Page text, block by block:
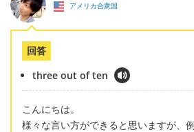
アメリカ合衆国
回答
three out of ten
こんにちは。
様々な言い方ができると思いますが、